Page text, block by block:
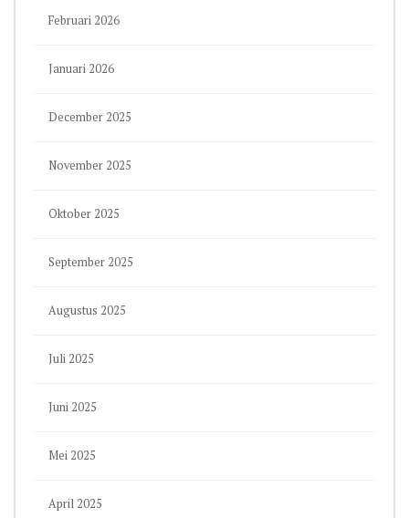
Februari 2026
Januari 2026
December 2025
November 2025
Oktober 2025
September 2025
Augustus 2025
Juli 2025
Juni 2025
Mei 2025
April 2025